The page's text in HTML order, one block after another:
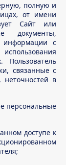
полную и
от имени
Сайт или
документы,
информации с
связанные с
в
персональные
доступе к